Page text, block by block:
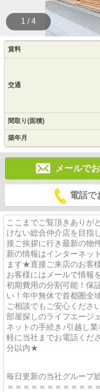
1 / 4
賃料
交通
間取り(面積)
築年月
メールで
電話で
ここまでご覧頂きありが
けない総合仲介店を目指
接ご挨拶に行き最新の物
新の情報はインターネッ
ます★直接ご来店のお客
お客様にはメールで情報
初期費用の分割可能！保
い！年中無休で首都圏全
ご相談でもご安心くださ
部屋探しのライフエージ
ネットの手続き♪引越し
軽に当社までお電話くだ
分以内★
毎日更新の当社グループ
＝＝＝＝＝＝＝＝＝＝＝